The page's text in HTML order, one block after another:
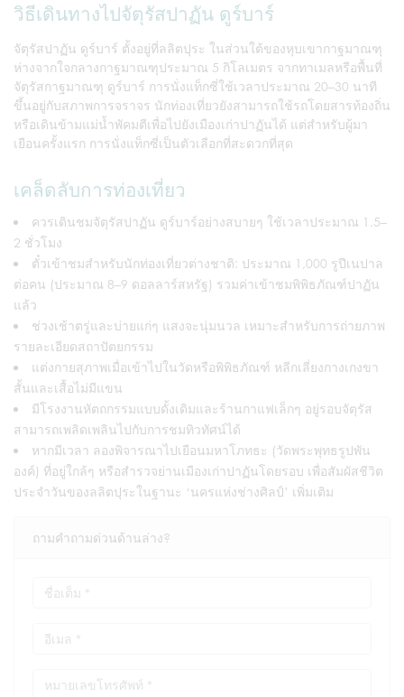
วิธีเดินทางไปจัตุรัสปาฏัน ดูร์บาร์
จัตุรัสปาฏัน ดูร์บาร์ ตั้งอยู่ที่ลลิตปุระ ในส่วนใต้ของหุบเขากาฐมาณฑุ
ห่างจากใจกลางกาฐมาณฑุประมาณ 5 กิโลเมตร จากทาเมลหรือพื้นที่
จัตุรัสกาฐมาณฑุ ดูร์บาร์ การนั่งแท็กซี่ใช้เวลาประมาณ 20–30 นาที
ขึ้นอยู่กับสภาพการจราจร นักท่องเที่ยวยังสามารถใช้รถโดยสารท้องถิ่น
หรือเดินข้ามแม่น้ำพัคมตีเพื่อไปยังเมืองเก่าปาฏันได้ แต่สำหรับผู้มา
เยือนครั้งแรก การนั่งแท็กซี่เป็นตัวเลือกที่สะดวกที่สุด
เคล็ดลับการท่องเที่ยว
ควรเดินชมจัตุรัสปาฏัน ดูร์บาร์อย่างสบายๆ ใช้เวลาประมาณ 1.5–
2 ชั่วโมง
ตั๋วเข้าชมสำหรับนักท่องเที่ยวต่างชาติ: ประมาณ 1,000 รูปีเนปาล
ต่อคน (ประมาณ 8–9 ดอลลาร์สหรัฐ) รวมค่าเข้าชมพิพิธภัณฑ์ปาฏัน
แล้ว
ช่วงเช้าตรู่และบ่ายแก่ๆ แสงจะนุ่มนวล เหมาะสำหรับการถ่ายภาพ
รายละเอียดสถาปัตยกรรม
แต่งกายสุภาพเมื่อเข้าไปในวัดหรือพิพิธภัณฑ์ หลีกเลี่ยงกางเกงขา
สั้นและเสื้อไม่มีแขน
มีโรงงานหัตถกรรมแบบดั้งเดิมและร้านกาแฟเล็กๆ อยู่รอบจัตุรัส
สามารถเพลิดเพลินไปกับการชมทิวทัศน์ได้
หากมีเวลา ลองพิจารณาไปเยือนมหาโภทธะ (วัดพระพุทธรูปพัน
องค์) ที่อยู่ใกล้ๆ หรือสำรวจย่านเมืองเก่าปาฏันโดยรอบ เพื่อสัมผัสชีวิต
ประจำวันของลลิตปุระในฐานะ ‘นครแห่งช่างศิลป์’ เพิ่มเติม
ถามคำถามด่วนด้านล่าง?